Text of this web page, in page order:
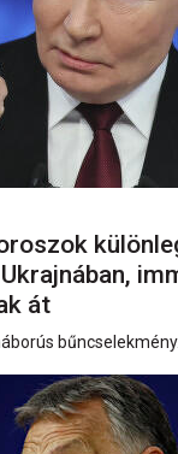
át
bűncselekmény.